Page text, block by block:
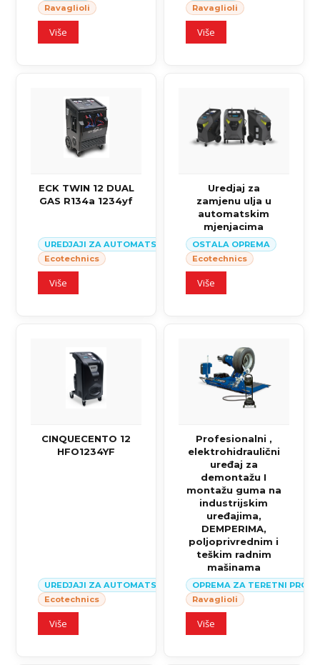
Ravaglioli
Više
Ravaglioli
Više
ECK TWIN 12 DUAL
GAS R134a 1234yf
UREDJAJI ZA AUTOMATSKI SERVIS KLIMA SISTEMA U
Ecotechnics
Više
Uredjaj za
zamjenu ulja u
automatskim
mjenjacima
OSTALA OPREMA
Ecotechnics
Više
CINQUECENTO 12
HFO1234YF
UREDJAJI ZA AUTOMATSKI SERVIS KLIMA SISTEMA U
Ecotechnics
Više
Profesionalni ,
elektrohidraulični
uređaj za
demontažu I
montažu guma na
industrijskim
uređajima,
DEMPERIMA,
poljoprivrednim i
teškim radnim
mašinama
OPREMA ZA TERETNI
Ravaglioli
Više